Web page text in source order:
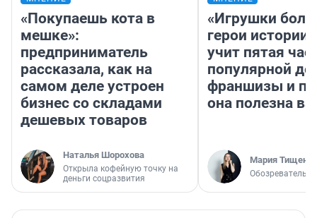
«Покупаешь кота в
мешке»:
предприниматель
рассказала, как на
самом деле устроен
бизнес со складами
дешевых товаров
Наталья Шорохова
Открыла кофейную точку на
деньги соцразвития
«Игрушки
герои
учит пятая
популярной
франшизы и
она полезна
Мария Тищенко
Обозреватель